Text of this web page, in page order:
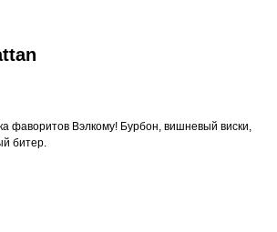
фаворитов Вэлкому! Бурбон, вишневый виски,
битер.